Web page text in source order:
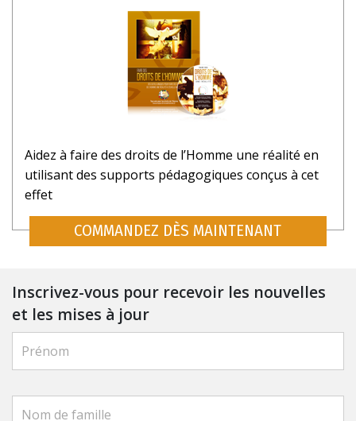
Aidez à faire des droits de l’Homme une réalité en
utilisant des supports pédagogiques conçus à cet
effet
COMMANDEZ DÈS MAINTENANT
Inscrivez-vous pour recevoir les nouvelles
et les mises à jour